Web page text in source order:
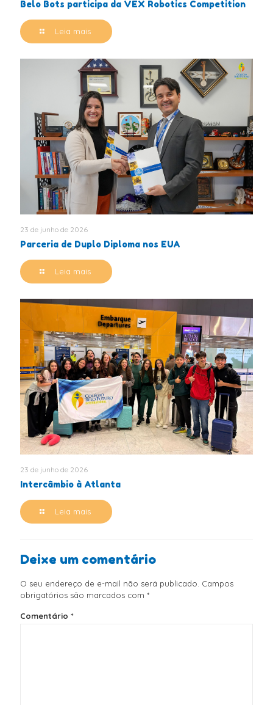
Belo Bots participa da VEX Robotics Competition
Leia mais
23 de junho de 2026
Parceria de Duplo Diploma nos EUA
Leia mais
23 de junho de 2026
Intercâmbio à Atlanta
Leia mais
Deixe um comentário
O seu endereço de e-mail não será publicado. Campos
obrigatórios são marcados com *
Comentário *